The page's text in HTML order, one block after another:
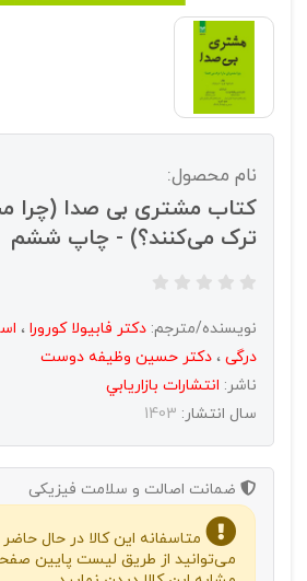
نام محصول:
کتاب مشتری بی صدا (چرا
ترک می‌کنند؟) - چاپ ششم
نویسنده/مترجم: دکتر فابیولا کورورا ،
درگی ، دکتر حسین وظیفه دوست
ناشر: انتشارات بازاريابي
سال انتشار: 1403
ضمانت اصالت و سلامت فیزیکی
متاسفانه این کالا در حال
می‌توانید از طریق لیست پایین